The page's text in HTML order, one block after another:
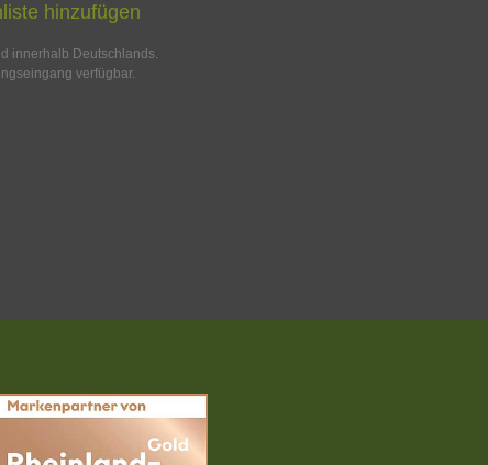
hinzufügen
innerhalb Deutschlands.
verfügbar.